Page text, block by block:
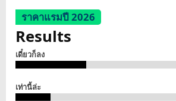
ราคาแรมปี 2026
Results
เดี๋ยวก็ลง
เท่านี้ล่ะ